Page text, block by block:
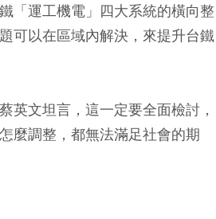
「運工機電」四大系統的橫向整
可以在區域內解決，來提升台鐵
英文坦言，這一定要全面檢討，
麼調整，都無法滿足社會的期